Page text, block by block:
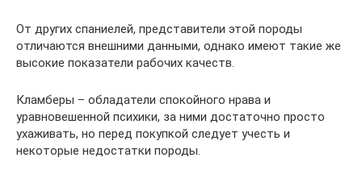
От других спаниелей, представители этой породы
отличаются внешними данными, однако имеют такие же
высокие показатели рабочих качеств.
Кламберы – обладатели спокойного нрава и
уравновешенной психики, за ними достаточно просто
ухаживать, но перед покупкой следует учесть и
некоторые недостатки породы.